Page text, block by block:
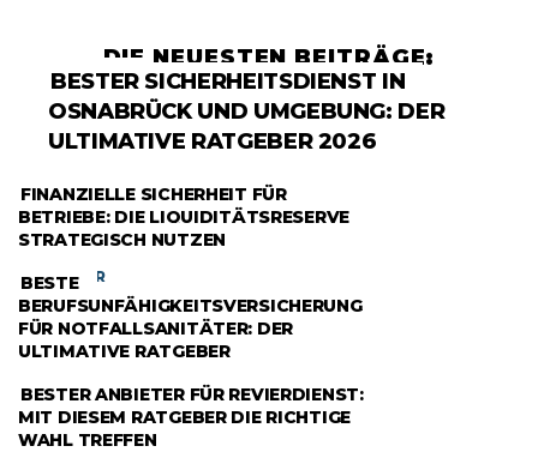
DIE NEUESTEN BEITRÄGE:
BESTER SICHERHEITSDIENST IN
OSNABRÜCK UND UMGEBUNG: DER
ULTIMATIVE RATGEBER 2026
RATGEBER
FINANZIELLE SICHERHEIT FÜR
BETRIEBE: DIE LIQUIDITÄTSRESERVE
STRATEGISCH NUTZEN
RATGEBER
BESTE
BERUFSUNFÄHIGKEITSVERSICHERUNG
FÜR NOTFALLSANITÄTER: DER
ULTIMATIVE RATGEBER
RATGEBER
BESTER ANBIETER FÜR REVIERDIENST:
MIT DIESEM RATGEBER DIE RICHTIGE
WAHL TREFFEN